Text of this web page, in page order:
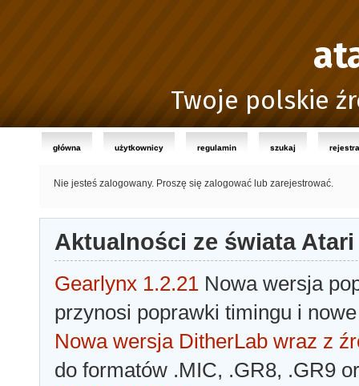
Twoje polskie
główna użytkownicy regulamin szukaj
Nie jesteś zalogowany. Proszę się zalogować lub zarejestrować.
Aktualności ze świata Atari
Gearlynx 1.2.21 Nowa wersja
przynosi poprawki timingu i
Nowa wersja DitherLab wraz z
do formatów .MIC, .GR8, .GR9